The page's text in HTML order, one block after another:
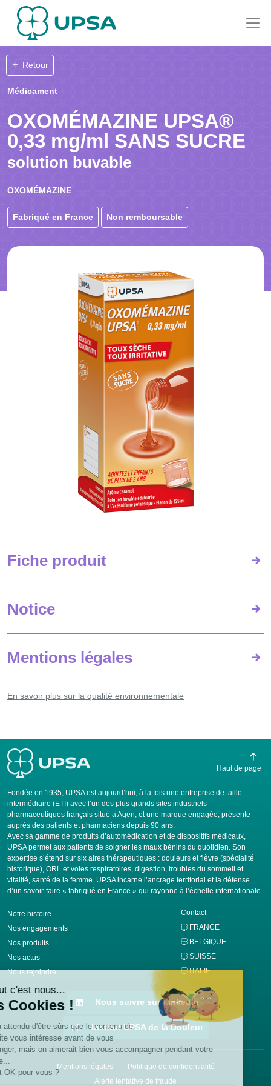
Retour
Médicament
OXOMÉMAZINE UPSA®
0,33 mg/ml SANS SUCRE
solution buvable
OXOMÉMAZINE
Fabriqué en France Non remboursable
Fiche produit
Notice
Mentions légales
En savoir plus sur la qualité environnementale
Fondée en 1935, UPSA est aujourd’hui, à la fois une entreprise de taille
intermédiaire (ETI) avec l’un des plus grands sites industriels
pharmaceutiques français situé à Agen, et une marque engagée, présente
auprès des patients et pharmaciens depuis 90 ans.
Avec sa gamme de produits d’automédication et de dispositifs médicaux,
UPSA permet aux patients de soigner les maux bénins du quotidien. Son
expertise s’étend sur six aires thérapeutiques : douleurs et fièvre (spécialité
historique), ORL et voies respiratoires, digestion, troubles du sommeil et
vitalité, santé de la femme. UPSA incarne l’ancrage territorial et la défense
d’un savoir-faire « fabriqué en France » qui rayonne à l’échelle internationale.
Notre histoire
Nos engagements
Nos produits
Nos actus
Nous rejoindre
Contact
FRANCE
BELGIQUE
SUISSE
ITALIE
Haut de page
Nous suivre sur Linkedin
Institut UPSA de la Douleur
Mentions légales
Politique de confidentialité
Alerte tentative de fraude